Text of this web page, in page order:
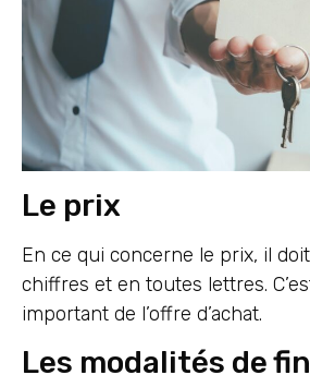
Le prix
En ce qui concerne le prix, il
chiffres et en toutes lettres.
important de l’offre d’achat.
Les modalités de